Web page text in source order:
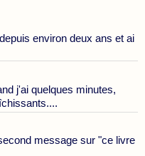
environ deux ans et ai
j'ai quelques minutes,
message sur "ce livre